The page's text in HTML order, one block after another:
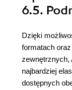
6.5.
Dzięki
formatach
zewnętrznych,
najbardziej
dostępnych